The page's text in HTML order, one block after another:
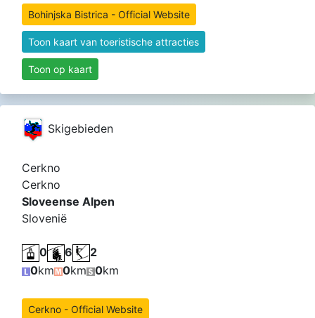
Bohinjska Bistrica - Official Website
Toon kaart van toeristische attracties
Toon op kaart
Skigebieden
Cerkno
Cerkno
Sloveense Alpen
Slovenië
0 6
2
0km 0km 0km
Cerkno - Official Website